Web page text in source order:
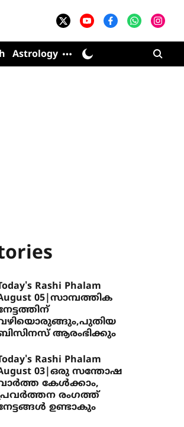
Astrology
Rashi Phalam
05|സാമ്പത്തിക
ആരംഭിക്കും
Rashi Phalam
03|ഒരു സന്തോഷ
കേൾക്കാം,
രംഗത്ത്
ഉണ്ടാകും